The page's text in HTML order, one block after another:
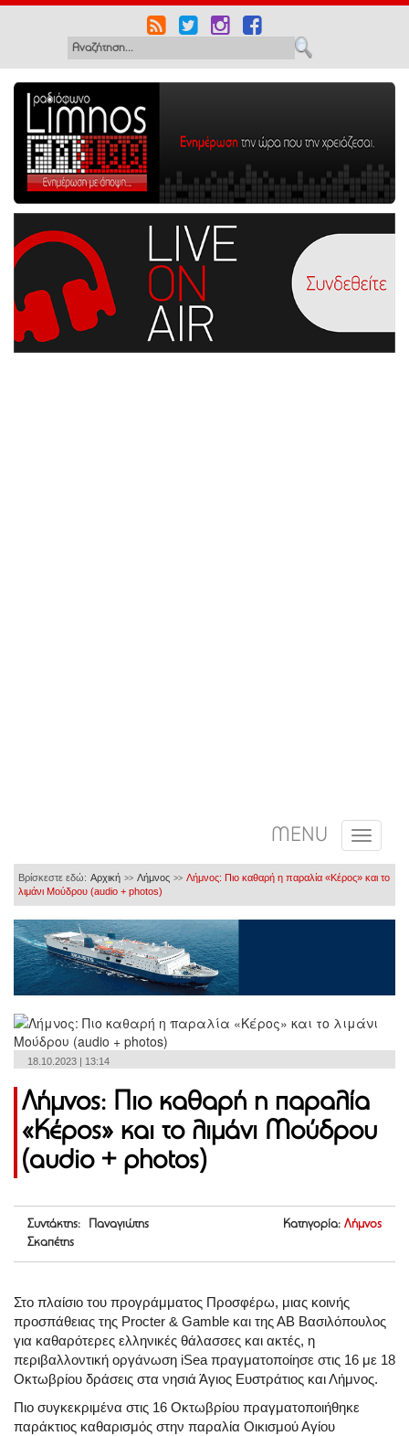
MENU
Βρίσκεστε εδώ: Αρχική >> Λήμνος >> Λήμνος: Πιο καθαρή η παραλία «Κέρος» και το
λιμάνι Μούδρου (audio + photos)
18.10.2023 | 13:14
Λήμνος: Πιο καθαρή η παραλία
«Κέρος» και το λιμάνι Μούδρου
(audio + photos)
Συντάκτης: Παναγιώτης
Σκαπέτης
Κατηγορία: Λήμνος
Στο πλαίσιο του προγράμματος Προσφέρω, μιας κοινής
προσπάθειας της Procter & Gamble και της ΑΒ Βασιλόπουλος
για καθαρότερες ελληνικές θάλασσες και ακτές, η
περιβαλλοντική οργάνωση iSea πραγματοποίησε στις 16 με 18
Οκτωβρίου δράσεις στα νησιά Άγιος Ευστράτιος και Λήμνος.
Πιο συγκεκριμένα στις 16 Οκτωβρίου πραγματοποιήθηκε
παράκτιος καθαρισμός στην παραλία Οικισμού Αγίου